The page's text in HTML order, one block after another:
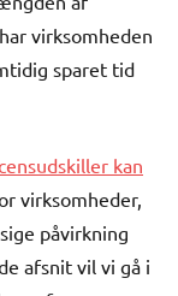
virksomheden
sparet tid
kan
virksomheder,
påvirkning
afsnit vil vi gå i